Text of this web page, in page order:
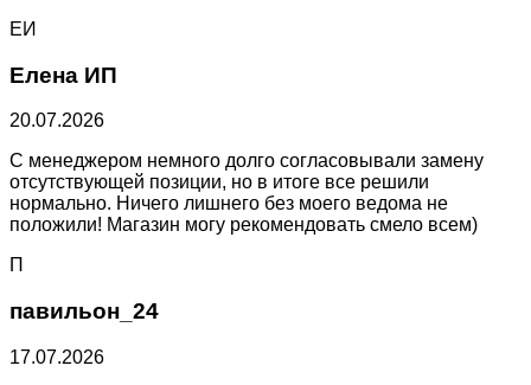
ЕИ
Елена ИП
20.07.2026
С менеджером немного долго согласовывали замену
отсутствующей позиции, но в итоге все решили
нормально. Ничего лишнего без моего ведома не
положили! Магазин могу рекомендовать смело всем)
П
павильон_24
17.07.2026